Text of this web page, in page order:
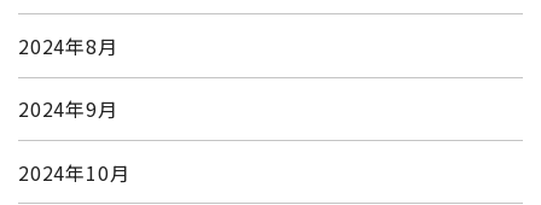
2024年8月
2024年9月
2024年10月